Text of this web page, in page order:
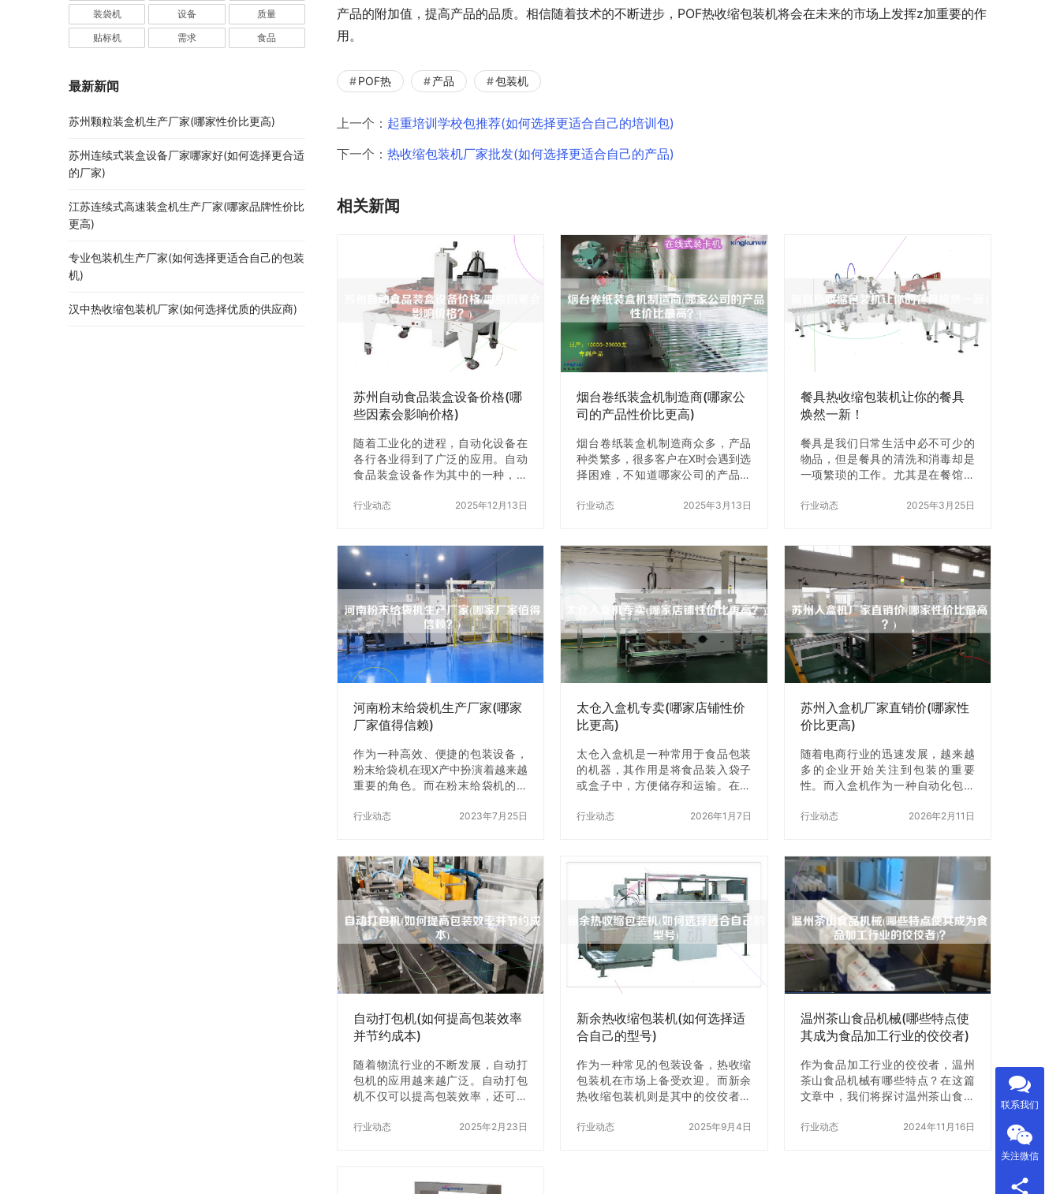
产品的附加值，提高产品的品质。相信随着技术的不断进步，POF热收缩包装机将会在未来的市场上发挥z加重要的作
用。
POF热 产品 包装机
上一个： 起重培训学校包推荐(如何选择更适合自己的培训包)
下一个： 热收缩包装机厂家批发(如何选择更适合自己的产品)
相关新闻
苏州自动食品装盒设备价格(哪
些因素会影响价格)
随着工业化的进程，自动化设备在
各行各业得到了广泛的应用。自动
食品装盒设备作为其中的一种，已
或缺的一部分。然而，在X这种设备
价格受哪些因素的影响呢？本文将
为您一一解答。 一、品牌 品牌是影
响设备价格的一个重要因素。一般
来说，知名品牌的设备价格要比普
通品牌的设备价格高出不少。这是
因为知名品牌的设备往往质量z加可
靠，售后服务z加完善，因此价格也
会z高。当然，如果您的预算有限，
也可以选择一些小品牌的设备，但
行业动态 2025年12月13日
烟台卷纸装盒机制造商(哪家公
司的产品性价比更高)
烟台卷纸装盒机制造商众多，产品
种类繁多，很多客户在X时会遇到选
择困难，不知道哪家公司的产品性
您介绍几家烟台卷纸装盒机制造
一、烟台市春华机械有限公司 烟台
市春华机械有限公司是一家专业从
事卷纸装盒机研发、制造、X和服务
的企业。公司自成立以来，一直致
力于为客户提供高品质、高性价比
的产品。公司拥有一支技术精湛、
经验丰富的研发团队，能够根据客
户的需求定制各种规格的卷纸装盒
机。 该公司的产品性价比较高，价
行业动态 2025年3月13日
餐具热收缩包装机让你的餐具
焕然一新！
餐具是我们日常生活中必不可少的
物品，但是餐具的清洗和消毒却是
一项繁琐的工作。尤其是在餐馆、
需要花费大量的时间和人力。而餐
装机的原理 餐具热收缩包装机是一
种利用高温热收缩薄膜对餐具进行
包装的机器。它的工作原理是将餐
具放入包装袋中，然后将包装袋放
入机器中，机器会自动将包装袋加
热至一定温度，使包装袋中的薄膜
收缩紧密地包裹在餐具表面，从而
达到保护餐具的作用。 二、餐具热
收缩包装机的优点 1. 高效节能：餐
行业动态 2025年3月25日
河南粉末给袋机生产厂家(哪家
厂家值得信赖)
作为一种高效、便捷的包装设备，
粉末给袋机在现X产中扮演着越来越
重要的角色。而在粉末给袋机的生
崭露头角。那么，河南粉末给袋机
的河南粉末给袋机生产厂家，帮助
您z好地选择适合自己的设备。
一、河南宇翔机械有限公司 河南宇
翔机械有限公司是一家专业从事粉
末包装机械研发、制造、X和服务的
企业。公司生产的粉末给袋机采用
先进的电脑控制系统和自动化技
术，可以实现粉末自动计量、自动
给袋、自动封口、自动打码等多种
行业动态 2023年7月25日
太仓入盒机专卖(哪家店铺性价
比更高)
太仓入盒机是一种常用于食品包装
的机器，其作用是将食品装入袋子
或盒子中，方便储存和运输。在太
但是不同店铺的价格和性价比也存
的优缺点，帮助大家选择性价比z高
的店铺。 一、XXX专卖店 XXX专卖
店是太仓地区较为知名的入盒机X店
铺之一。该店铺的入盒机种类齐
全，价格相对较为亲民。此外，该
店铺还提供售后服务，对于机器出
现问题可以及时给予解决。但是，
该店铺的售后服务并不是很完善，
有时需要等待较长时间才能得到回
行业动态 2026年1月7日
苏州入盒机厂家直销价(哪家性
价比更高)
随着电商行业的迅速发展，越来越
多的企业开始关注到包装的重要
性。而入盒机作为一种自动化包装
苏州，入盒机厂家众多，价格也参
一一揭晓。 一、苏州入盒机厂家直
销价的种类 首先，我们需要了解苏
州入盒机厂家直销价的种类。一般
来说，入盒机厂家直销价分为三
种：手动入盒机、半自动入盒机和
全自动入盒机。手动入盒机适用于
小规模生产，需要人工将产品放入
盒子中；半自动入盒机可以自动完
成产品的装盒，但需要人工将盒子
行业动态 2026年2月11日
自动打包机(如何提高包装效率
并节约成本)
随着物流行业的不断发展，自动打
包机的应用越来越广泛。自动打包
机不仅可以提高包装效率，还可以
动打包机提高包装效率并节约成
比人工包装，自动打包机可以z快速
行业动态 2025年2月23日
新余热收缩包装机(如何选择适
合自己的型号)
作为一种常见的包装设备，热收缩
包装机在市场上备受欢迎。而新余
热收缩包装机则是其中的佼佼者，
果好等优点，深受广大用户的喜
行业动态 2025年9月4日
温州茶山食品机械(哪些特点使
其成为食品加工行业的佼佼者)
作为食品加工行业的佼佼者，温州
茶山食品机械有哪些特点？在这篇
文章中，我们将探讨温州茶山食品
加工行业的佼佼者。 一、温州茶山
行业动态 2024年11月16日
装袋机 设备 质量
贴标机 需求 食品
最新新闻
苏州颗粒装盒机生产厂家(哪家性价比更高)
苏州连续式装盒设备厂家哪家好(如何选择更合适
的厂家)
江苏连续式高速装盒机生产厂家(哪家品牌性价比
更高)
专业包装机生产厂家(如何选择更适合自己的包装
机)
汉中热收缩包装机厂家(如何选择优质的供应商)
联系我们
关注微信